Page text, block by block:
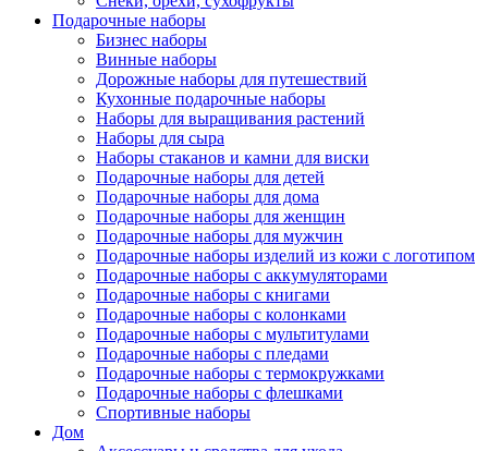
Подарочные наборы
Бизнес наборы
Винные наборы
Дорожные наборы для путешествий
Кухонные подарочные наборы
Наборы для выращивания растений
Наборы для сыра
Наборы стаканов и камни для виски
Подарочные наборы для детей
Подарочные наборы для дома
Подарочные наборы для женщин
Подарочные наборы для мужчин
Подарочные наборы изделий из кожи с логотипом
Подарочные наборы с аккумуляторами
Подарочные наборы с книгами
Подарочные наборы с колонками
Подарочные наборы с мультитулами
Подарочные наборы с пледами
Подарочные наборы с термокружками
Подарочные наборы с флешками
Спортивные наборы
Дом